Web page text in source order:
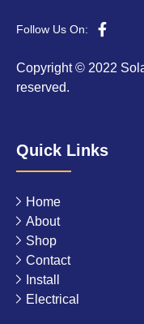
Follow Us On:
Copyright © 2022
reserved.
Quick Links
Home
About
Shop
Contact
Install
Electrical